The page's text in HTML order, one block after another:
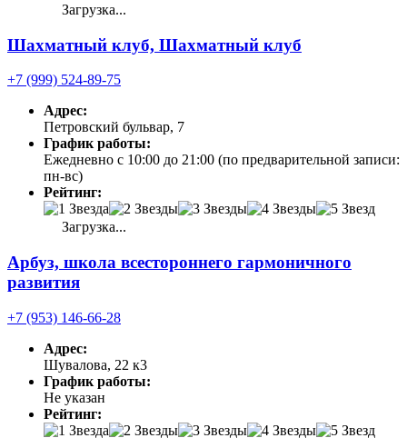
Загрузка...
Шахматный клуб, Шахматный клуб
+7 (999) 524-89-75
Адрес:
Петровский бульвар, 7
График работы:
Ежедневно с 10:00 до 21:00 (по предварительной записи:
пн-вс)
Рейтинг:
Загрузка...
Арбуз, школа всестороннего гармоничного
развития
+7 (953) 146-66-28
Адрес:
Шувалова, 22 к3
График работы:
Не указан
Рейтинг: